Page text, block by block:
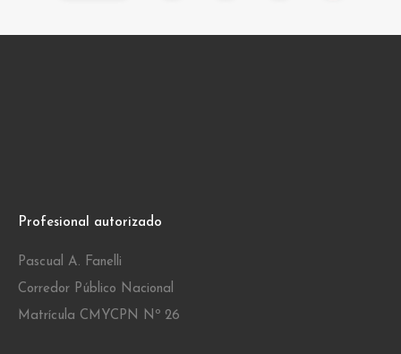
Profesional autorizado
Pascual A. Fanelli
Corredor Público Nacional
Matrícula CMYCPN Nº 26